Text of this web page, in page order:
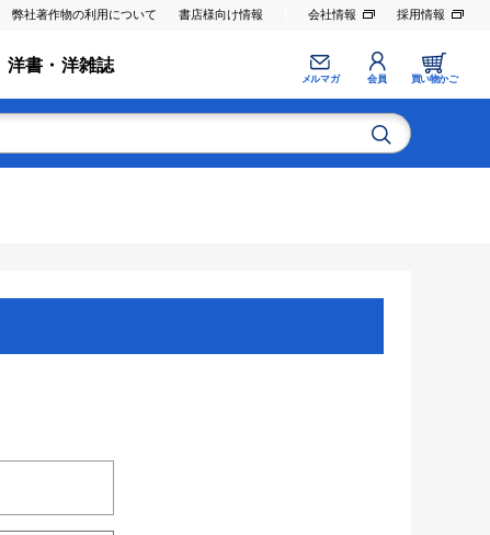
弊社著作物の利用について 書店様向け情報 会社情報 採用情報
洋書・洋雑誌
メルマガ 会員 買い物かご